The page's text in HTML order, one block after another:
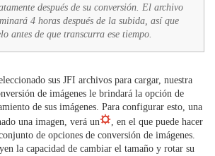
después de su conversión. El archivo
4 horas después de la subida, así que
antes de que transcurra ese tiempo.
sus JFI archivos para cargar, nuestra
de imágenes le brindará la opción de
de sus imágenes. Para configurar esto, una
una imagen, verá un
, en el que puede hacer
de opciones de conversión de imágenes.
la capacidad de cambiar el tamaño y rotar su